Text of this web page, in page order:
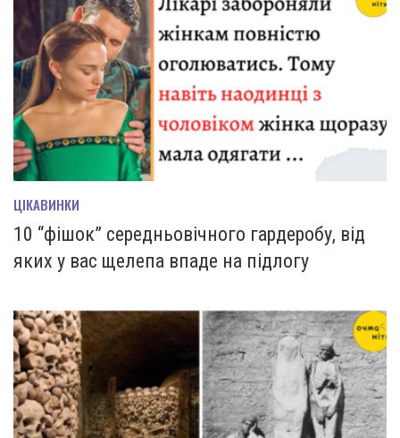
ЦІКАВИНКИ
10 “фішок” середньовічного гардеробу, від
яких у вас щелепа впаде на підлогу